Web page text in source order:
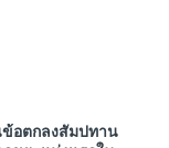
อตกลงสัมปทาน